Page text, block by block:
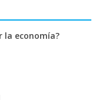
la economía?